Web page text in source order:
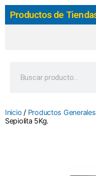
Productos de
Inicio / Productos Generales
Sepiolita 5Kg.